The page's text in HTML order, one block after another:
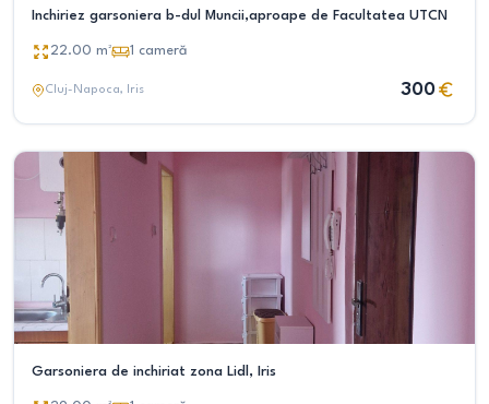
Inchiriez garsoniera b-dul Muncii,aproape de Facultatea UTCN
22.00 m² 1 cameră
Cluj-Napoca, Iris 300
Garsoniera de inchiriat zona Lidl, Iris